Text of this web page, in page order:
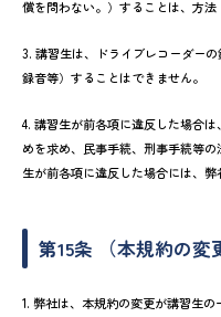
償を問わない。）することは、方法
3. 講習生は、ドライブレコーダー
録音等）することはできません。
4. 講習生が前各項に違反した場合
めを求め、民事手続、刑事手続等
生が前各項に違反した場合には、
第15条 （本規約の変
1. 弊社は、本規約の変更が講習生